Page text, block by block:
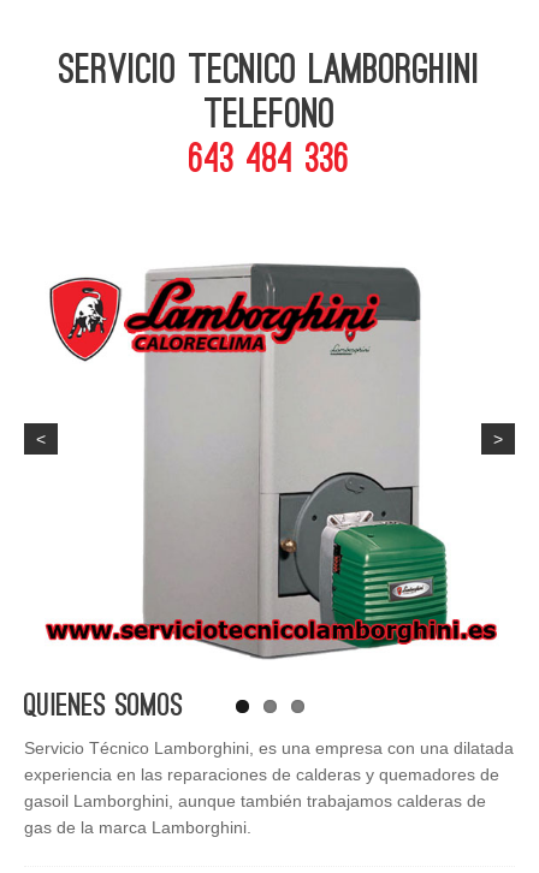
Servicio Tecnico Lamborghini
telefono
643 484 336
< >
Quienes Somos
Servicio Técnico Lamborghini, es una empresa con una dilatada
experiencia en las reparaciones de calderas y quemadores de
gasoil Lamborghini, aunque también trabajamos calderas de
gas de la marca Lamborghini.